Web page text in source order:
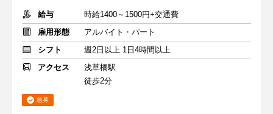
給与
時給1400～1500円+交通費
雇用形態
アルバイト・パート
シフト
週2日以上 1日4時間以上
アクセス
浅草橋駅
徒歩2分
急募